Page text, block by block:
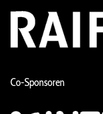
Co-Sponsoren